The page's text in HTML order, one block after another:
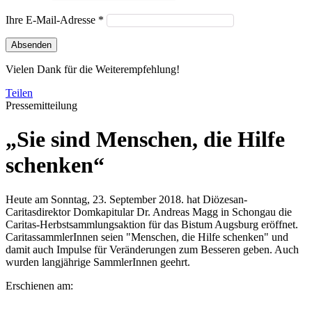
Ihre E-Mail-Adresse *
Absenden
Vielen Dank für die Weiterempfehlung!
Teilen
Pressemitteilung
„Sie sind Menschen, die Hilfe
schenken“
Heute am Sonntag, 23. September 2018. hat Diözesan-
Caritasdirektor Domkapitular Dr. Andreas Magg in Schongau die
Caritas-Herbstsammlungsaktion für das Bistum Augsburg eröffnet.
CaritassammlerInnen seien "Menschen, die Hilfe schenken" und
damit auch Impulse für Veränderungen zum Besseren geben. Auch
wurden langjährige SammlerInnen geehrt.
Erschienen am: